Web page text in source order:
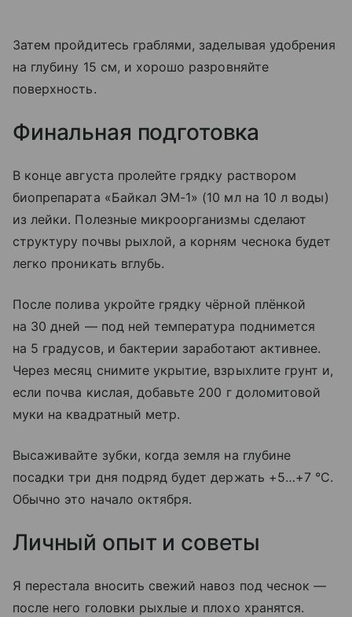
Затем пройдитесь граблями, заделывая удобрения
на глубину 15 см, и хорошо разровняйте
поверхность.
Финальная подготовка
В конце августа пролейте грядку раствором
биопрепарата «Байкал ЭМ-1» (10 мл на 10 л воды)
из лейки. Полезные микроорганизмы сделают
структуру почвы рыхлой, а корням чеснока будет
легко проникать вглубь.
После полива укройте грядку чёрной плёнкой
на 30 дней — под ней температура поднимется
на 5 градусов, и бактерии заработают активнее.
Через месяц снимите укрытие, взрыхлите грунт и,
если почва кислая, добавьте 200 г доломитовой
муки на квадратный метр.
Высаживайте зубки, когда земля на глубине
посадки три дня подряд будет держать +5…+7 °C.
Обычно это начало октября.
Личный опыт и советы
Я перестала вносить свежий навоз под чеснок —
после него головки рыхлые и плохо хранятся.